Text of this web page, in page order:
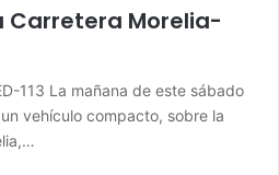
Carretera Morelia-
113 La mañana de este sábado
vehículo compacto, sobre la